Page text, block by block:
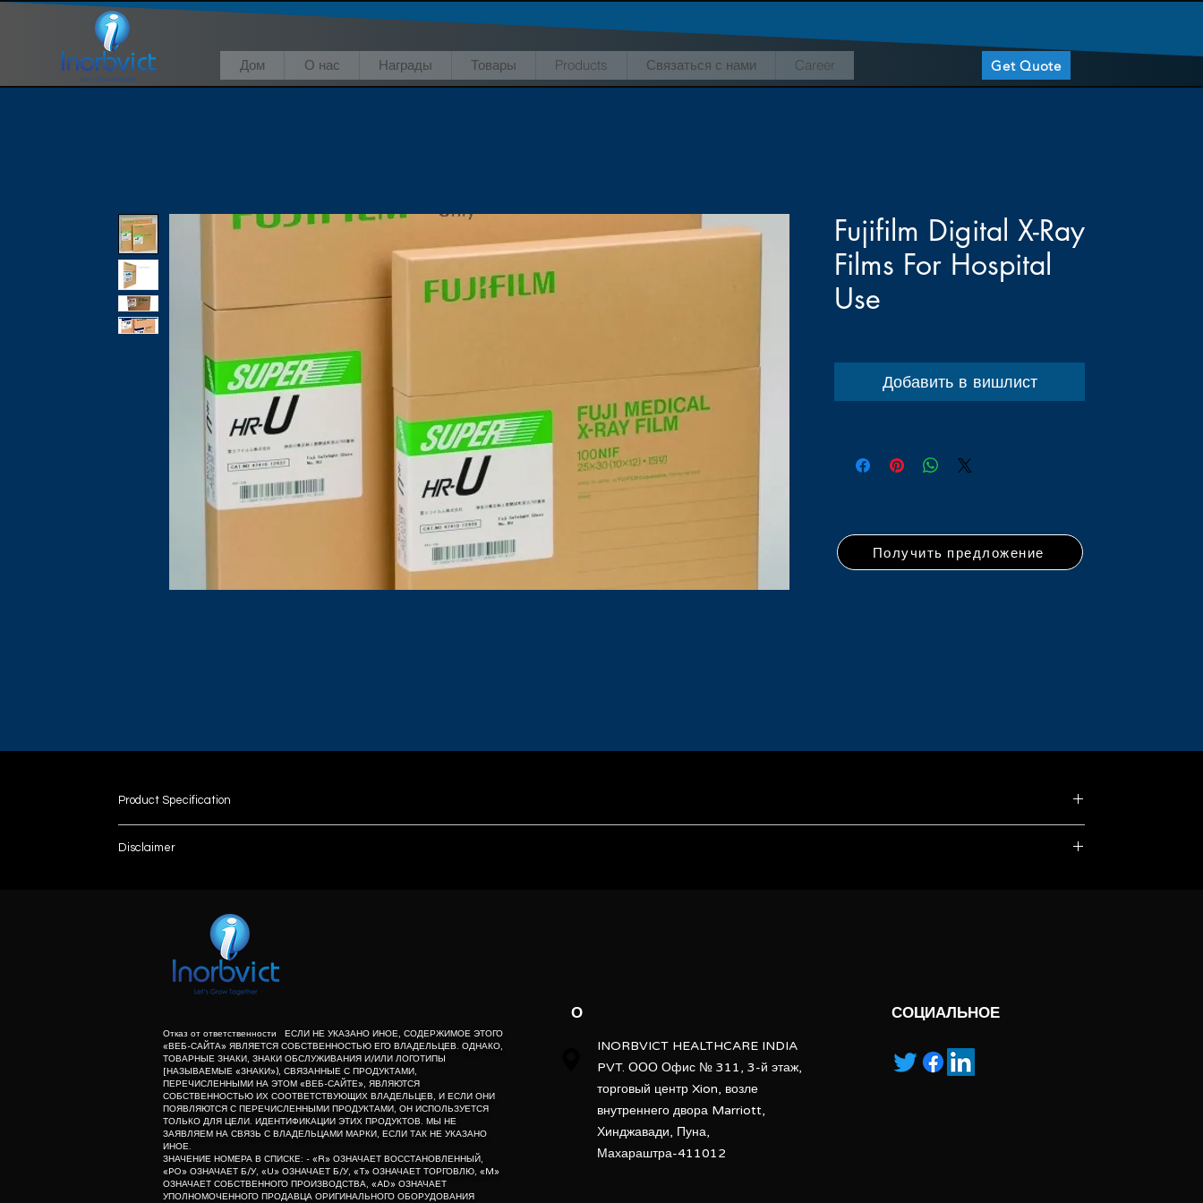
Дом О нас Награды Товары Products Связаться с нами Career Get Quote
Fujifilm Digital X-Ray
Films For Hospital
Use
Добавить в вишлист
Product Specification
Brand
Usage/Application
Film Type
Sheets per pack 50
Packaging Type Packet
Properties
Disclaimer
unless otherwise indicated the content of this “website” is the proprietary property of its owners. however, trademarks, service marks and/or logos [called “marks”]
herein associated with the products listed on this” website” are the property of their respective owners and if they appear with the listed products, it is only used for the
purpose of identification of those products. we do not claim as association with the mark owners, unless otherwise so specified.
meaning of list number: - “r” means refurbished, “po” means preowned, “u” means used, “t” means trading, “m” means own manufactured, “ad” means authorised
dealer of original equipment manufacturer.
Получить предложение
Отказ от ответственности ЕСЛИ НЕ УКАЗАНО ИНОЕ, СОДЕРЖИМОЕ ЭТОГО
«ВЕБ-САЙТА» ЯВЛЯЕТСЯ СОБСТВЕННОСТЬЮ ЕГО ВЛАДЕЛЬЦЕВ. ОДНАКО,
ТОВАРНЫЕ ЗНАКИ, ЗНАКИ ОБСЛУЖИВАНИЯ И/ИЛИ ЛОГОТИПЫ
[НАЗЫВАЕМЫЕ «ЗНАКИ»), СВЯЗАННЫЕ С ПРОДУКТАМИ,
ПЕРЕЧИСЛЕННЫМИ НА ЭТОМ «ВЕБ-САЙТЕ», ЯВЛЯЮТСЯ
СОБСТВЕННОСТЬЮ ИХ СООТВЕТСТВУЮЩИХ ВЛАДЕЛЬЦЕВ, И ЕСЛИ ОНИ
ПОЯВЛЯЮТСЯ С ПЕРЕЧИСЛЕННЫМИ ПРОДУКТАМИ, ОН ИСПОЛЬЗУЕТСЯ
ТОЛЬКО ДЛЯ ЦЕЛИ. ИДЕНТИФИКАЦИИ ЭТИХ ПРОДУКТОВ. МЫ НЕ
ЗАЯВЛЯЕМ НА СВЯЗЬ С ВЛАДЕЛЬЦАМИ МАРКИ, ЕСЛИ ТАК НЕ УКАЗАНО
ИНОЕ.
ЗНАЧЕНИЕ НОМЕРА В СПИСКЕ: - «R» ОЗНАЧАЕТ ВОССТАНОВЛЕННЫЙ,
«PO» ОЗНАЧАЕТ Б/У, «U» ОЗНАЧАЕТ Б/У, «T» ОЗНАЧАЕТ ТОРГОВЛЮ, «M»
ОЗНАЧАЕТ СОБСТВЕННОГО ПРОИЗВОДСТВА, «AD» ОЗНАЧАЕТ
УПОЛНОМОЧЕННОГО ПРОДАВЦА ОРИГИНАЛЬНОГО ОБОРУДОВАНИЯ
О
INORBVICT HEALTHCARE INDIA
PVT. ООО Офис № 311, 3-й этаж,
торговый центр Xion, возле
внутреннего двора Marriott,
Хинджавади, Пуна,
Махараштра-411012
СОЦИАЛЬНОЕ